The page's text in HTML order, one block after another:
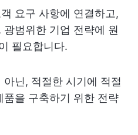
요구 사항에 연결하고,
범위한 기업 전략에 원
필요합니다.
닌, 적절한 시기에 적절
을 구축하기 위한 전략